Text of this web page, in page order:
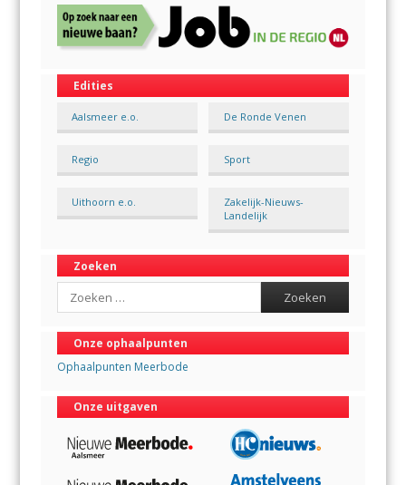
Edities
Aalsmeer e.o. De Ronde Venen
Regio Sport
Uithoorn e.o.
Zakelijk-Nieuws-
Landelijk
Zoeken
Search
Onze ophaalpunten
Ophaalpunten Meerbode
Onze uitgaven